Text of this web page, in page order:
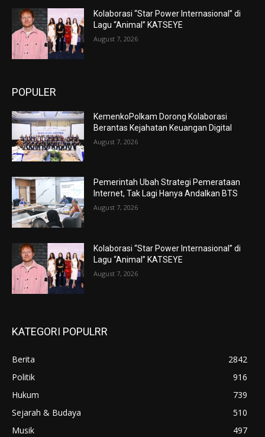
Kolaborasi “Star Power Internasional” di
Lagu “Animal” KATSEYE
August 7, 2026
POPULER
KemenkoPolkam Dorong Kolaborasi
Berantas Kejahatan Keuangan Digital
August 7, 2026
Pemerintah Ubah Strategi Pemerataan
Internet, Tak Lagi Hanya Andalkan BTS
August 7, 2026
Kolaborasi “Star Power Internasional” di
Lagu “Animal” KATSEYE
August 7, 2026
KATEGORI POPULRR
Berita
2842
Politik
916
Hukum
739
Sejarah & Budaya
510
Musik
497